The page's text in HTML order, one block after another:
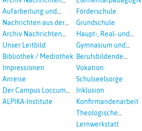
aus dem RPI ab 2018
Aufarbeitung und
Prävention
Landeskirche und EKD
Nachrichten aus der
Landeskirche
Archiv Nachrichten
aus der Landeskirche
Unser Leitbild
Bibliothek / Mediothek
Impressionen
Anreise
Der Campus Loccum
und Loccumer
ALPIKA-Institute
Förderschule
Grundschule
Haupt-, Real- und
Oberschule
Gymnasium und
Gesamtschule
Berufsbildende
Schulen
Vokation
Schulseelsorge
Inklusion
Konfirmandenarbeit
Theologische
Fortbildungen,
Lernwerkstatt